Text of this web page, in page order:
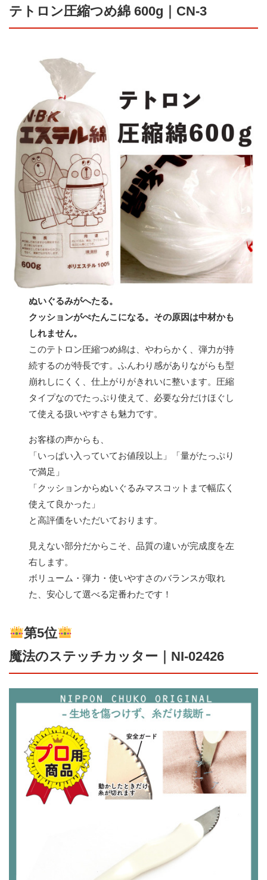
テトロン圧縮つめ綿 600g｜CN-3
ぬいぐるみがへたる。
クッションがぺたんこになる。その原因は中材かも
しれません。
このテトロン圧縮つめ綿は、やわらかく、弾力が持
続するのが特長です。ふんわり感がありながらも型
崩れしにくく、仕上がりがきれいに整います。圧縮
タイプなのでたっぷり使えて、必要な分だけほぐし
て使える扱いやすさも魅力です。
お客様の声からも、
「いっぱい入っていてお値段以上」「量がたっぷり
で満足」
「クッションからぬいぐるみマスコットまで幅広く
使えて良かった」
と高評価をいただいております。
見えない部分だからこそ、品質の違いが完成度を左
右します。
ボリューム・弾力・使いやすさのバランスが取れ
た、安心して選べる定番わたです！
第5位
魔法のステッチカッター｜NI-02426